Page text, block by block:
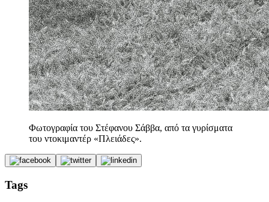
Φωτογραφία του Στέφανου Σάββα, από τα γυρίσματα
του ντοκιμαντέρ «Πλειάδες».
Tags